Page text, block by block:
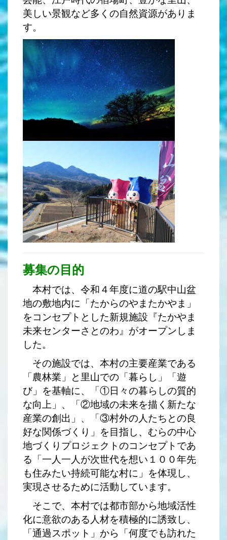
美しい景観など多くの自然資源がありま
す。
募集の目的
本村では、令和４年度に道の駅中山盆
地の敷地内に「たからのやまたかやま」
をコンセプトとした新規施設『たかやま
未来センターさとのわ』がオープンしま
した。
その施設では、本村の主要産業である
「農林業」と里山での「暮らし」「遊
び」を基軸に、「①日々の暮らしの質的
な向上」、「②地域の未来を描く新たな
産業の創出」、「③村外の人たちとの良
好な関係づくり」を目指し、むらの中心
地づくりプロジェクトのコンセプトであ
る「一人一人が次世代を想い１００年先
も住みたい持続可能な村に」を体現し、
実現させるために活動しています。
そこで、本村では都市部から地域活性
化に意欲のある人材を積極的に誘致し、
「通過スポット」から「何度でも訪れた